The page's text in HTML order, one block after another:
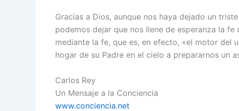
Gracias a Dios, aunque nos haya dejado un
podemos dejar que nos llene de esperanza la
mediante la fe, que es, en efecto, «el motor del
hogar de su Padre en el cielo a prepararnos un
Carlos Rey
Un Mensaje a la Conciencia
www.conciencia.net